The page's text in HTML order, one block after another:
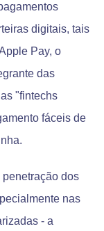
digitais, tais
Pay, o
das
"fintechs
fáceis de
penetração dos
nas
- a